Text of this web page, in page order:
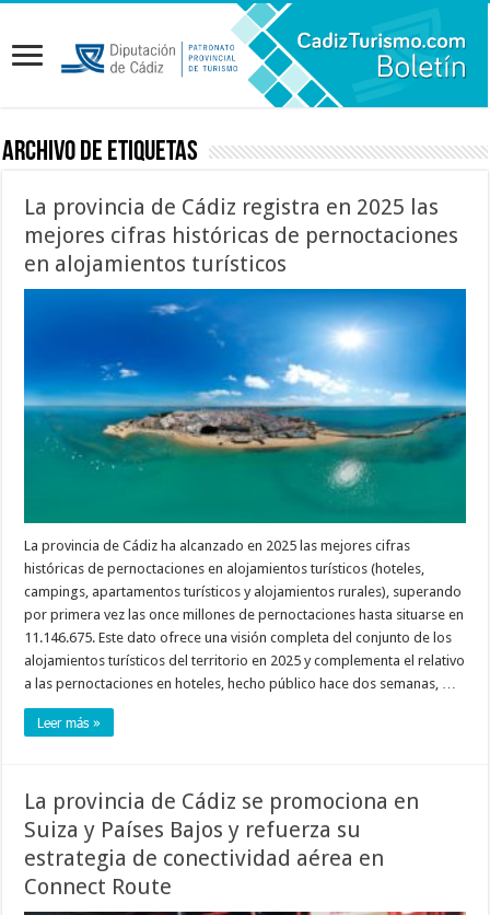
Archivo de etiquetas
La provincia de Cádiz registra en 2025 las
mejores cifras históricas de pernoctaciones
en alojamientos turísticos
La provincia de Cádiz ha alcanzado en 2025 las mejores cifras
históricas de pernoctaciones en alojamientos turísticos (hoteles,
campings, apartamentos turísticos y alojamientos rurales), superando
por primera vez las once millones de pernoctaciones hasta situarse en
11.146.675. Este dato ofrece una visión completa del conjunto de los
alojamientos turísticos del territorio en 2025 y complementa el relativo
a las pernoctaciones en hoteles, hecho público hace dos semanas, …
Leer más »
La provincia de Cádiz se promociona en
Suiza y Países Bajos y refuerza su
estrategia de conectividad aérea en
Connect Route